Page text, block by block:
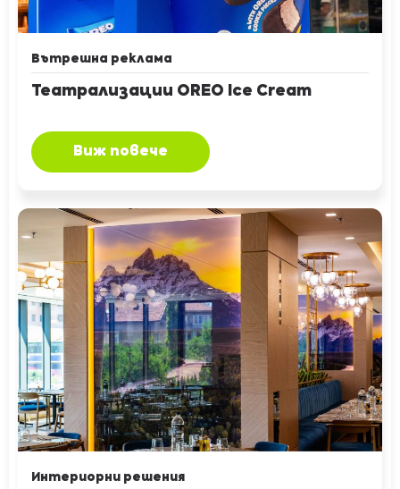
Вътрешна реклама
Театрализации OREO Ice Cream
Виж повече
Интериорни решения